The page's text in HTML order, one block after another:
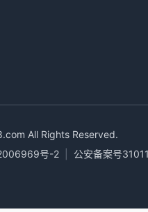
All Rights Reserved.
号-2
公安备案号